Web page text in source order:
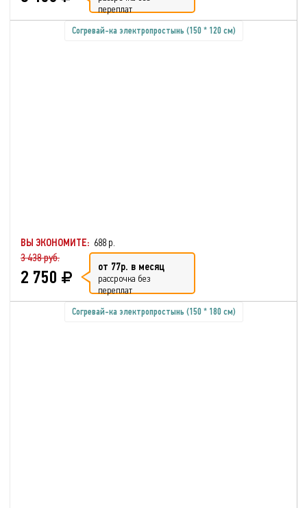
переплат
Согревай-ка электропростынь (150 * 120 см)
ВЫ ЭКОНОМИТЕ: 688 р.
3 438 руб.
2 750 от 77р. в месяц
рассрочка без
переплат
Согревай-ка электропростынь (150 * 180 см)